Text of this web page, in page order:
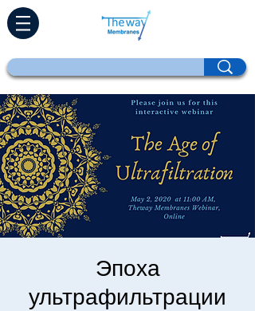
Эпоха
ультрафильтрации